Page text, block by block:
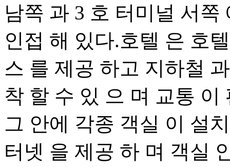
남쪽 과 3 호 터미널 서
인접 해 있다.호텔 은 호
스 를 제공 하고 지하철
착 할 수 있 으 며 교통 이
그 안에 각종 객실 이 설
터넷 을 제공 하 며 객실